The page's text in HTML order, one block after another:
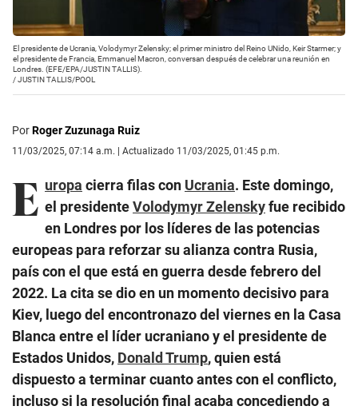
El presidente de Ucrania, Volodymyr Zelensky; el primer ministro del Reino UNido, Keir Starmer; y
el presidente de Francia, Emmanuel Macron, conversan después de celebrar una reunión en
Londres. (EFE/EPA/JUSTIN TALLIS).
/JUSTIN TALLIS/POOL
PorRoger Zuzunaga Ruiz
11/03/2025, 07:14 a.m. | Actualizado 11/03/2025, 01:45 p.m.
E uropa cierra filas con Ucrania. Este domingo,
el presidenteVolodymyr Zelenskyfue recibido
en Londres por los líderes de las potencias
europeas para reforzar su alianza contra Rusia,
país con el que está en guerra desde febrero del
2022. La cita se dio en un momento decisivo para
Kiev, luego del encontronazo del viernes en la Casa
Blanca entre el líder ucraniano y el presidente de
Estados Unidos, Donald Trump, quien está
dispuesto a terminar cuanto antes con el conflicto,
incluso si la resolución final acaba concediendo a